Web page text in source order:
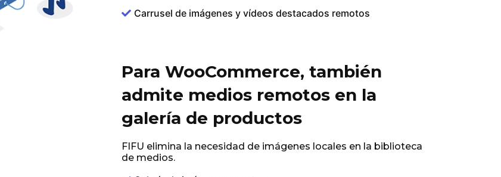
Carrusel de imágenes y vídeos destacados remotos
Para WooCommerce, también
admite medios remotos en la
galería de productos
FIFU elimina la necesidad de imágenes locales en la biblioteca
de medios.